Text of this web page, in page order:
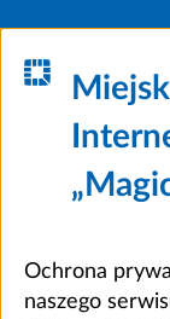
Ochrona
naszego